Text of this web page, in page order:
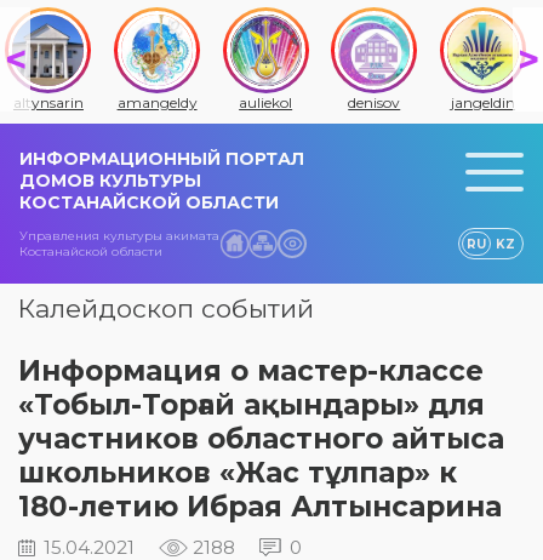
amangeldy auliekol denisov jangeldin jitiqara
ИНФОРМАЦИОННЫЙ ПОРТАЛ
ДОМОВ КУЛЬТУРЫ
КОСТАНАЙСКОЙ ОБЛАСТИ
Управления культуры акимата
Костанайской области
RU KZ
Калейдоскоп событий
Информация о мастер-классе
«Тобыл-Торғай ақындары» для
участников областного айтыса
школьников «Жас тұлпар» к
180-летию Ибрая Алтынсарина
15.04.2021 2188 0